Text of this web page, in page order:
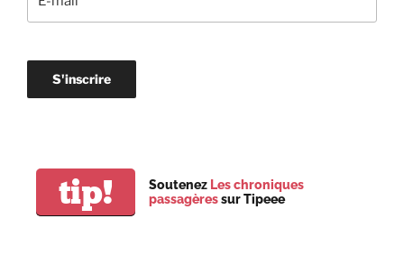
tip! Soutenez Les chroniques
passagèressur Tipeee